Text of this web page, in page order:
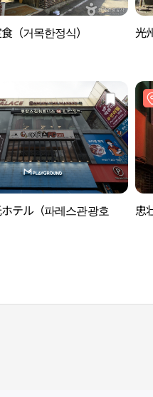
（거목한정식） 光
テル（파레스관광호
忠